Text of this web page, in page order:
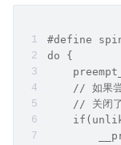
#define
// 如果
// 关闭了